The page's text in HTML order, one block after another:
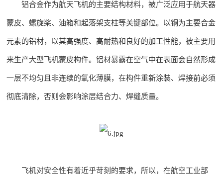
铝合金作为航天飞机的主要结构材料，被广泛应用于航天器
蒙皮、螺旋桨、油箱和起落架支柱等关键部位。以铜为主要合金
元素的铝材，以其高强度、高耐热和良好的加工性能，被主要用
来生产大型飞机蒙皮构件。铝材暴露在空气中在表面会自然形成
一层不均匀且非连续的氧化薄膜，在构件重新涂装、焊接前必须
彻底清除，否则会影响涂层结合力、焊缝质量。
飞机对安全性有着近乎苛刻的要求，所以，在航空工业部